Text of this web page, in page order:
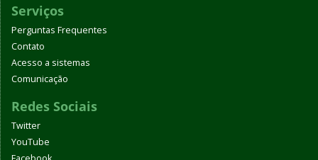
Serviços
Perguntas Frequentes
Contato
Acesso a sistemas
Comunicação
Redes Sociais
Twitter
YouTube